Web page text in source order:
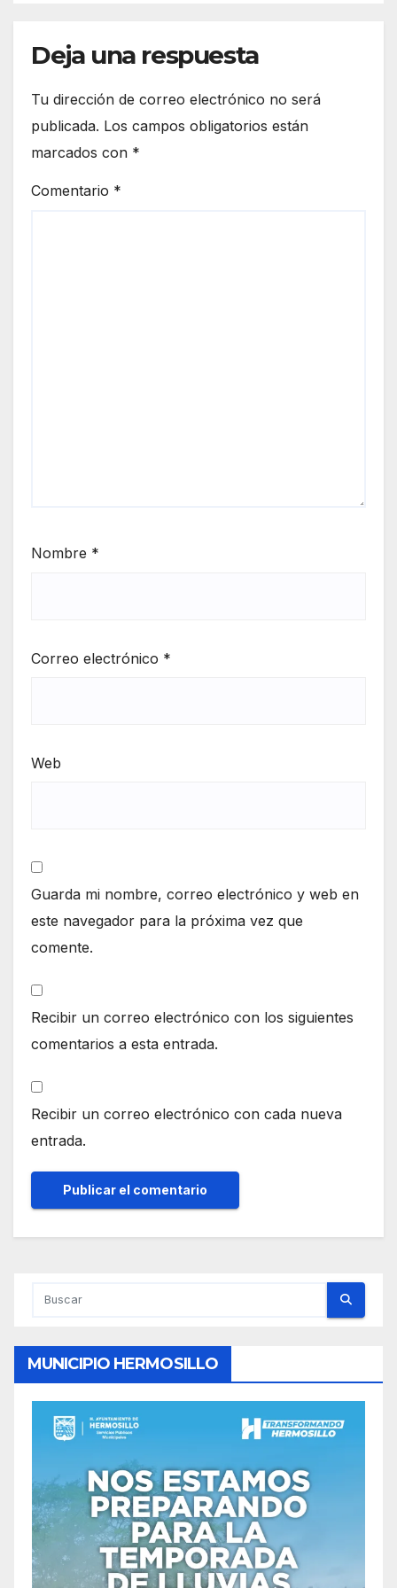
Deja una respuesta
Tu dirección de correo electrónico no será
publicada. Los campos obligatorios están
marcados con *
Comentario *
Nombre *
Correo electrónico *
Web
Guarda mi nombre, correo electrónico y web en
este navegador para la próxima vez que
comente.
Recibir un correo electrónico con los siguientes
comentarios a esta entrada.
Recibir un correo electrónico con cada nueva
entrada.
MUNICIPIO HERMOSILLO